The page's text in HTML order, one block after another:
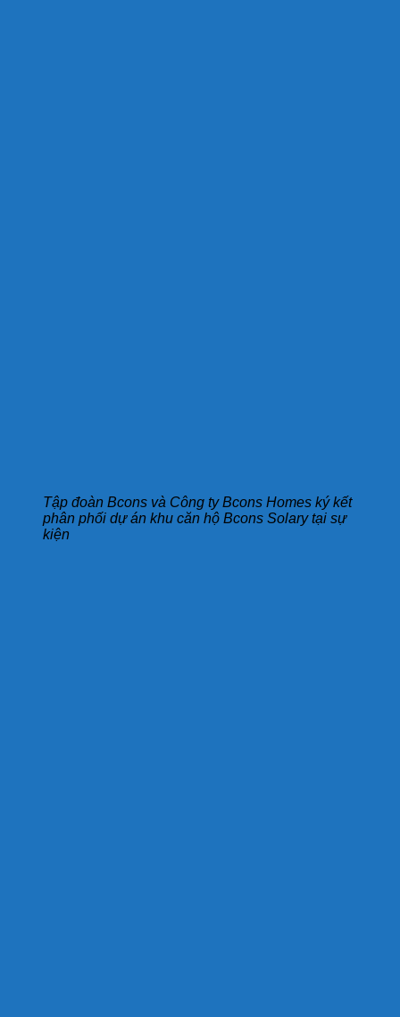
Tập đoàn Bcons và Công ty Bcons Homes ký kết
phân phối dự án khu căn hộ Bcons Solary tại sự
kiện